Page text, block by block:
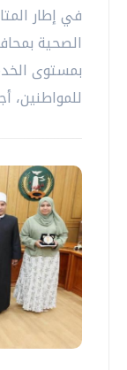
في إطار
الصحية
بمستوى
للمواطنين،